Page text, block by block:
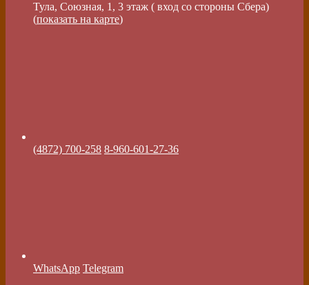
Тула, Союзная, 1, 3 этаж ( вход со стороны Сбера)
(показать на карте)
(4872) 700-258 8-960-601-27-36
WhatsApp Telegram